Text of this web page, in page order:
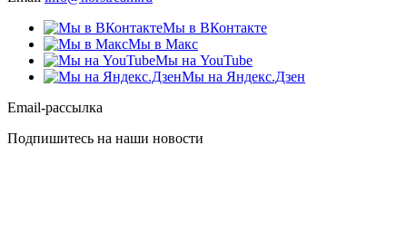
Мы в ВКонтакте
Мы в Макс
Мы на YouTube
Мы на Яндекс.Дзен
Email-рассылка
Подпишитесь на наши новости